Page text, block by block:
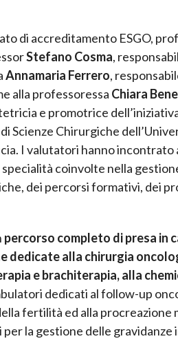
di accreditamento ESGO,
Stefano Cosma,
Annamaria Ferrero,
alla professoressa Chiara
e promotrice
Scienze Chirurgiche
I valutatori hanno incontrato
coinvolte nella
dei percorsi formativi, dei
percorso completo di presa in
dedicate alla chirurgia
e brachiterapia, alla
dedicati al follow-up
fertilità ed alla procreazione
la gestione delle gravidanze